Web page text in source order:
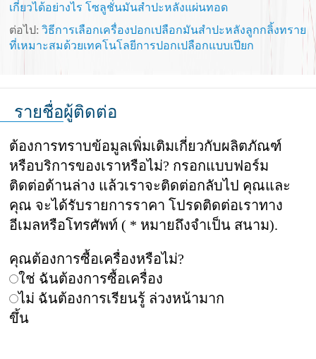
เกี่ยวได้อย่างไร โซลูชั่นมันสำปะหลังแผ่นทอด
ต่อไป:วิธีการเลือกเครื่องปอกเปลือกมันสำปะหลังลูกกลิ้งทราย
ที่เหมาะสมด้วยเทคโนโลยีการปอกเปลือกแบบเปียก
รายชื่อผู้ติดต่อ
ต้องการทราบข้อมูลเพิ่มเติมเกี่ยวกับผลิตภัณฑ์
หรือบริการของเราหรือไม่? กรอกแบบฟอร์ม
ติดต่อด้านล่าง แล้วเราจะติดต่อกลับไป คุณและ
คุณ จะได้รับรายการราคา โปรดติดต่อเราทาง
อีเมลหรือโทรศัพท์ ( * หมายถึงจำเป็น สนาม).
คุณต้องการซื้อเครื่องหรือไม่?
ใช่ ฉันต้องการซื้อเครื่อง
ไม่ ฉันต้องการเรียนรู้ ล่วงหน้ามาก
ขึ้น